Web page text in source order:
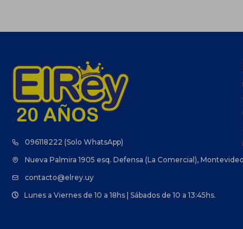
096118222 (Solo WhatsApp)
Nueva Palmira 1905 esq. Defensa (La Comercial), Montevideo
contacto@elrey.uy
Lunes a Viernes de 10 a 18hs | Sábados de 10 a 13:45hs.